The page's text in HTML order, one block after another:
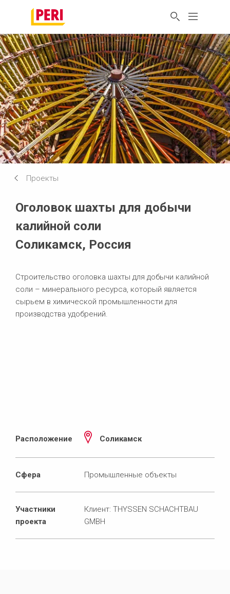
Проекты
Оголовок шахты для добычи
калийной соли
Соликамск, Россия
Строительство оголовка шахты для добычи калийной
соли – минерального ресурса, который является
сырьем в химической промышленности для
производства удобрений.
Расположение Соликамск
Сфера Промышленные объекты
Участники
проекта
Клиент: THYSSEN SCHACHTBAU
GMBH